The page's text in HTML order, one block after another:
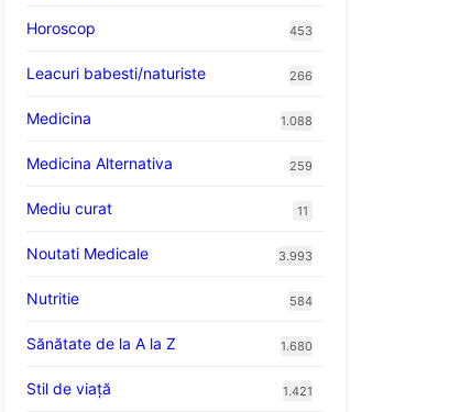
Horoscop 453
Leacuri babesti/naturiste 266
Medicina 1.088
Medicina Alternativa 259
Mediu curat 11
Noutati Medicale 3.993
Nutritie 584
Sănătate de la A la Z 1.680
Stil de viaţă 1.421